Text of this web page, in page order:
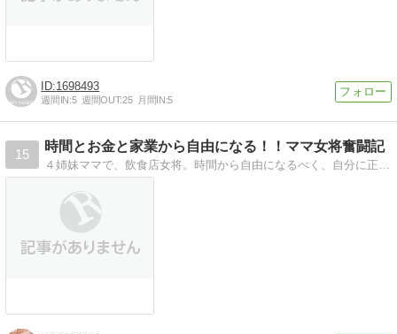
1698493
週間IN:5 週間OUT:25 月間IN:5
15
時間とお金と家業から自由になる！！ママ女将奮闘記
４姉妹ママで、飲食店女将。時間から自由になるべく、自分に正直でいられるように、新しい生き方を模索しながら邁進中！！